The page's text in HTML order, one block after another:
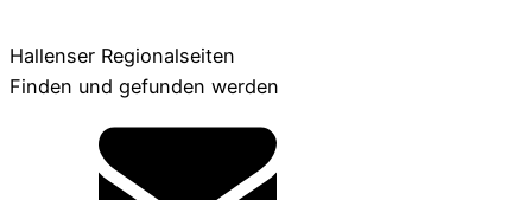
Hallenser Regionalseiten
Finden und gefunden werden